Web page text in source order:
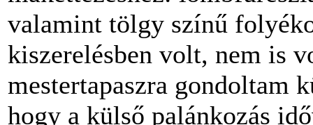
valamint tölgy színű
kiszerelésben volt, nem is
mestertapaszra gondoltam
hogy a külső palánkozás